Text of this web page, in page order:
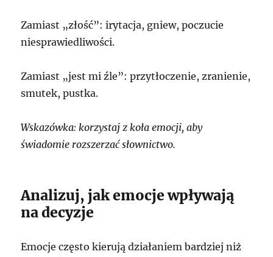
Zamiast „złość”: irytacja, gniew, poczucie
niesprawiedliwości.
Zamiast „jest mi źle”: przytłoczenie, zranienie,
smutek, pustka.
Wskazówka: korzystaj z koła emocji, aby
świadomie rozszerzać słownictwo.
Analizuj, jak emocje wpływają
na decyzje
Emocje często kierują działaniem bardziej niż